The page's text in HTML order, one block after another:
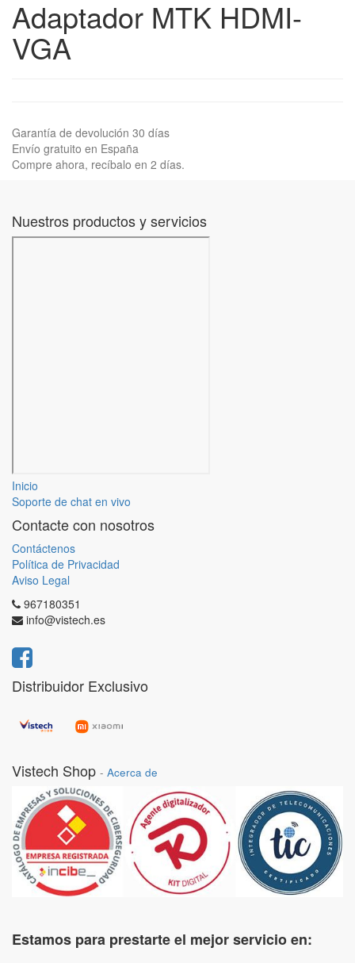
Adaptador MTK HDMI-
VGA
Garantía de devolución 30 días
Envío gratuito en España
Compre ahora, recíbalo en 2 días.
Nuestros productos y servicios
Inicio
Soporte de chat en vivo
Contacte con nosotros
Contáctenos
Política de Privacidad
Aviso Legal
967180351
info@vistech.es
Distribuidor Exclusivo
Vistech Shop - Acerca de
Estamos para prestarte el mejor servicio en: